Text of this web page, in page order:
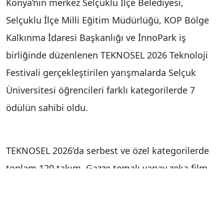
Selçuklu İlçe Milli Eğitim Müdürlüğü, KOP Bölge
Kalkınma İdaresi Başkanlığı ve İnnoPark iş
birliğinde düzenlenen TEKNOSEL 2026 Teknoloji
Festivali gerçekleştirilen yarışmalarda Selçuk
Üniversitesi öğrencileri farklı kategorilerde 7
ödülün sahibi oldu.
TEKNOSEL 2026’da serbest ve özel kategorilerde
toplam 120 takım, Gazze temalı yapay zeka film